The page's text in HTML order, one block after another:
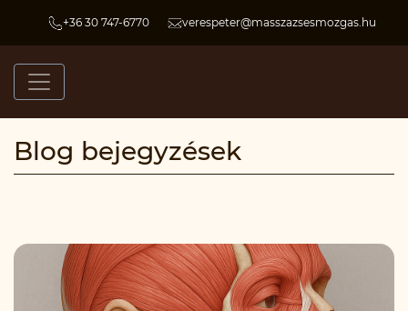
+36 30 747-6770 verespeter@masszazsesmozgas.hu
Blog bejegyzések